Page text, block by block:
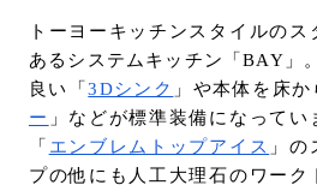
トーヨーキッチンスタイルの
あるシステムキッチン「BAY」
良い「3Dシンク 」や本体を床か
ー 」などが標準装備になって
「 エンブレムトップアイス 」の
プの他にも人工大理石のワーク